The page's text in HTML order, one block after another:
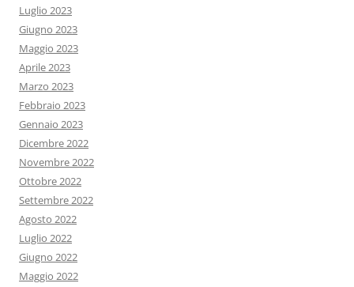
Luglio 2023
Giugno 2023
Maggio 2023
Aprile 2023
Marzo 2023
Febbraio 2023
Gennaio 2023
Dicembre 2022
Novembre 2022
Ottobre 2022
Settembre 2022
Agosto 2022
Luglio 2022
Giugno 2022
Maggio 2022